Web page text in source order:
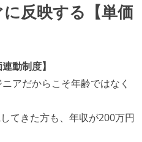
反映する【単価
動制度】
アだからこそ年齢ではなく
てきた方も、年収が200万円